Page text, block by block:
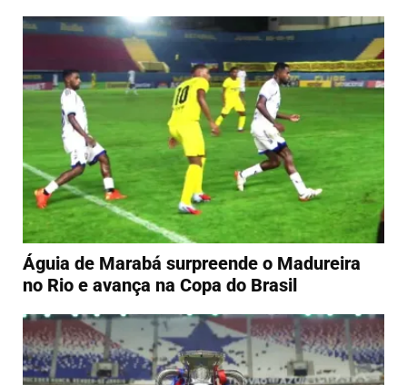
Águia de Marabá surpreende o Madureira
no Rio e avança na Copa do Brasil